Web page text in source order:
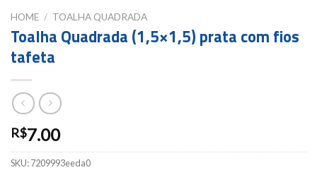
HOME / TOALHA QUADRADA
Toalha Quadrada (1,5×1,5) prata com fios
tafeta
R$7.00
SKU:7209993eeda0